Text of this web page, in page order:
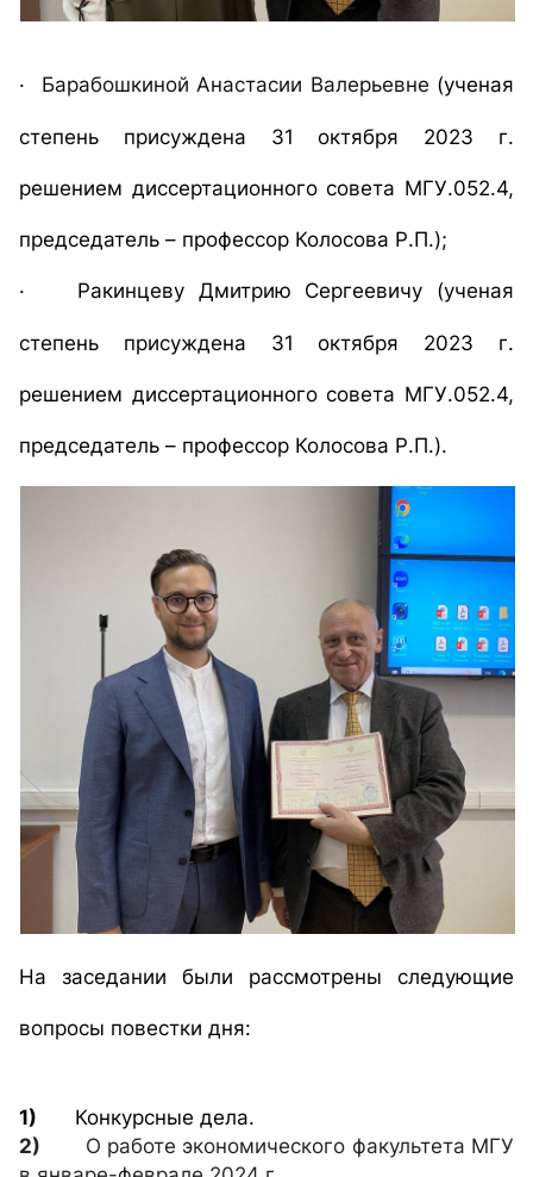
· Барабошкиной Анастасии Валерьевне (ученая
степень присуждена 31 октября 2023 г.
решением диссертационного совета МГУ.052.4,
председатель – профессор Колосова Р.П.);
· Ракинцеву Дмитрию Сергеевичу (ученая
степень присуждена 31 октября 2023 г.
решением диссертационного совета МГУ.052.4,
председатель – профессор Колосова Р.П.).
На заседании были рассмотрены следующие
вопросы повестки дня:
1)
Конкурсные дела.
2)
О работе экономического факультета МГУ